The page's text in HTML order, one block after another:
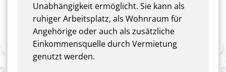
Unabhängigkeit ermöglicht. Sie kann als
ruhiger Arbeitsplatz, als Wohnraum für
Angehörige oder auch als zusätzliche
Einkommensquelle durch Vermietung
genutzt werden.